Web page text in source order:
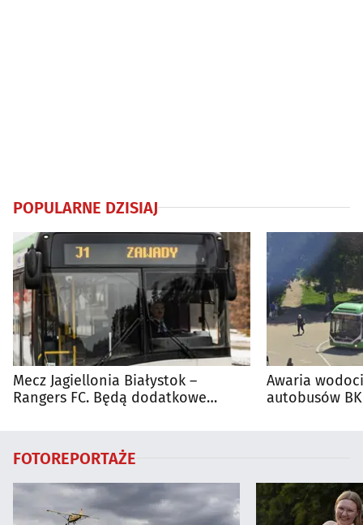
POPULARNE DZISIAJ
Mecz Jagiellonia Białystok –
Rangers FC. Będą dodatkowe
Awaria
autobusów
FOTOREPORTAŻE